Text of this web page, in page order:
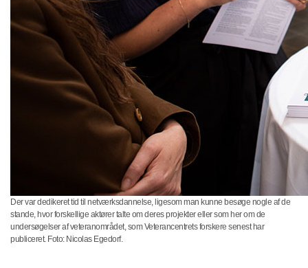
Der var dedikeret tid til netværksdannelse, ligesom man kunne besøge nogle af de
stande, hvor forskellige aktører talte om deres projekter eller som her om de
undersøgelser af veteranområdet, som Veterancentrets forskere senest har
publiceret. Foto: Nicolas Egedorf.